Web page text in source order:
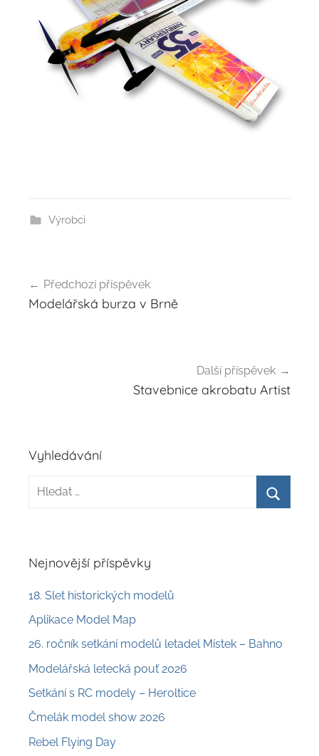
Výrobci
pro
Předchozí příspěvek
Modelářská burza v Brně
Další příspěvek
Stavebnice akrobatu Artist
Vyhledávání
Hledat:
Nejnovější příspěvky
18. Slet historických modelů
Aplikace Model Map
26. ročník setkání modelů letadel Místek – Bahno
Modelářská letecká pouť 2026
Setkání s RC modely – Heroltice
Čmelák model show 2026
Rebel Flying Day